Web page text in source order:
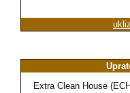
Extra Clean House